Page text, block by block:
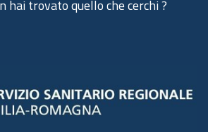
è contattabile all'indirizzo
del trattamento
hai trovato quello che cerchi ?